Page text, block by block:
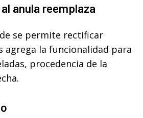
anula reemplaza
se permite rectificar
agrega la funcionalidad para
procedencia de la